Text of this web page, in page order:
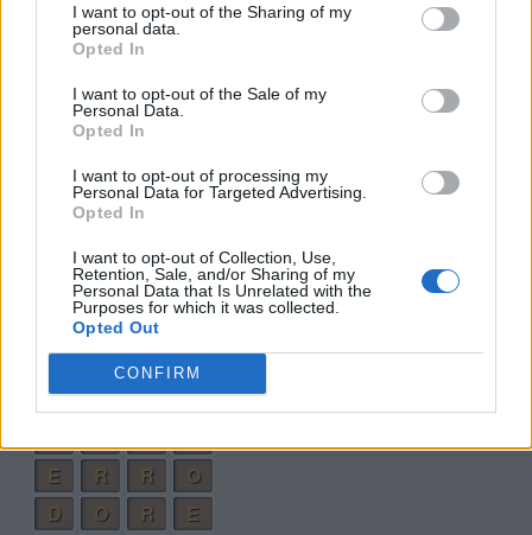
I want to opt-out of the Sharing of my
personal data.
Opted In
I want to opt-out of the Sale of my
Personal Data.
Opted In
I want to opt-out of processing my
Personal Data for Targeted Advertising.
Opted In
I want to opt-out of Collection, Use,
Retention, Sale, and/or Sharing of my
Personal Data that Is Unrelated with the
Purposes for which it was collected.
Opted Out
CONFIRM
R C
E
R E
O D E A
R
C O
E R R O C
A
O R E
A D
R D
O
O R
R
O D
A
C
O D
A
E
R R
O
D
O R
E